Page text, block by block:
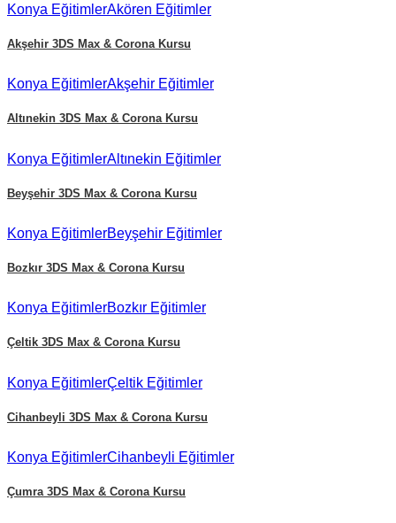
Konya EğitimlerAkören Eğitimler
Akşehir 3DS Max & Corona Kursu
Konya EğitimlerAkşehir Eğitimler
Altınekin 3DS Max & Corona Kursu
Konya EğitimlerAltınekin Eğitimler
Beyşehir 3DS Max & Corona Kursu
Konya EğitimlerBeyşehir Eğitimler
Bozkır 3DS Max & Corona Kursu
Konya EğitimlerBozkır Eğitimler
Çeltik 3DS Max & Corona Kursu
Konya EğitimlerÇeltik Eğitimler
Cihanbeyli 3DS Max & Corona Kursu
Konya EğitimlerCihanbeyli Eğitimler
Çumra 3DS Max & Corona Kursu